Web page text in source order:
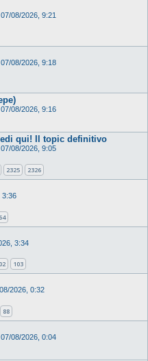
07/08/2026, 9:21
07/08/2026, 9:18
07/08/2026, 9:16
qui! Il topic definitivo
07/08/2026, 9:05
2325 2326
3:36
64
3:34
103
2026, 0:32
88
07/08/2026, 0:04